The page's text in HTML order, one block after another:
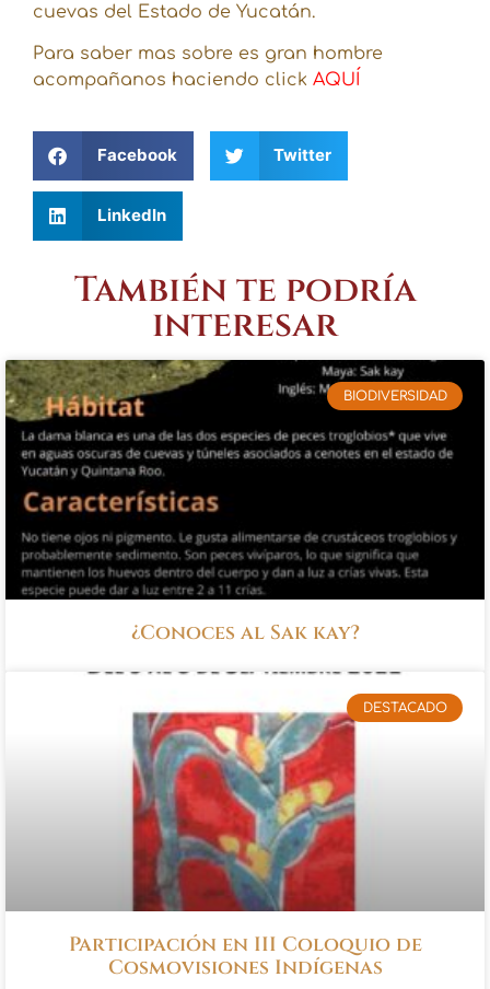
cuevas del Estado de Yucatán.
Para saber mas sobre es gran hombre
acompañanos haciendo click AQUÍ
Facebook Twitter
LinkedIn
También te podría
interesar
BIODIVERSIDAD
¿Conoces al Sak kay?
DESTACADO
Participación en III Coloquio de
Cosmovisiones Indígenas